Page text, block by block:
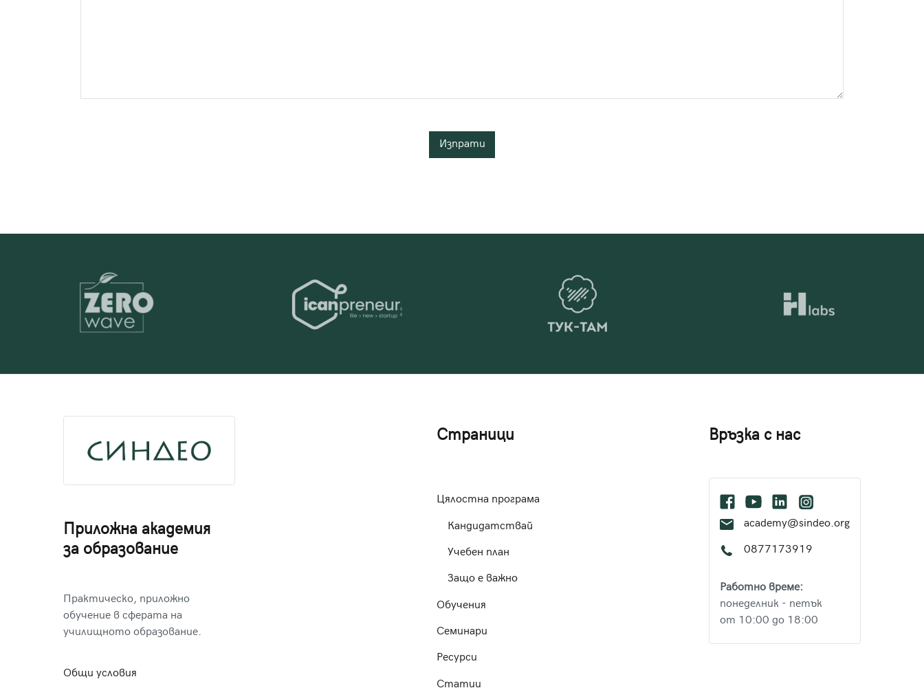
Приложна академия
за образование
Практическо, приложно
обучение в сферата на
училищното образование.
Общи условия
Страници
Цялостна програма
Кандидатствай
Учебен план
Защо е важно
Обучения
Семинари
Ресурси
Статии
Връзка с нас
academy@sindeo.org
0877173919
Работно време:
понеделник - петък
от 10:00 до 18:00